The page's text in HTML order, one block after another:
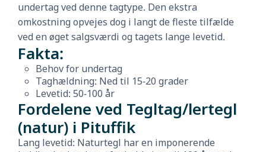
undertag ved denne tagtype. Den ekstra
omkostning opvejes dog i langt de fleste tilfælde
ved en øget salgsværdi og tagets lange levetid.
Fakta:
Behov for undertag
Taghældning: Ned til 15-20 grader
Levetid: 50-100 år
Fordelene ved Tegltag/lertegl
(natur) i Pituffik
Lang levetid: Naturtegl har en imponerende